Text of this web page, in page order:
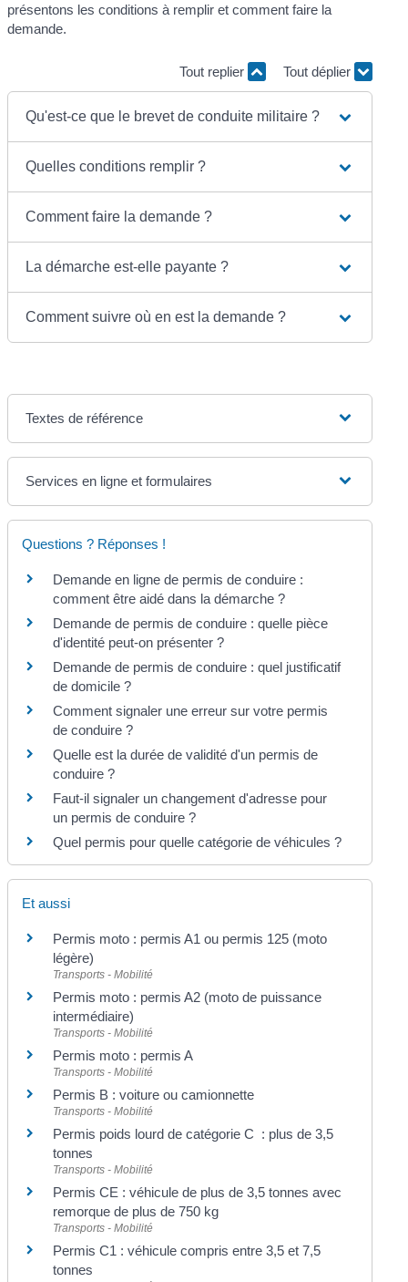
présentons les conditions à remplir et comment faire la
demande.
Tout replier Tout déplier
Qu'est-ce que le brevet de conduite militaire ?
Quelles conditions remplir ?
Comment faire la demande ?
La démarche est-elle payante ?
Comment suivre où en est la demande ?
Textes de référence
Services en ligne et formulaires
Questions ? Réponses !
Demande en ligne de permis de conduire :
comment être aidé dans la démarche ?
Demande de permis de conduire : quelle pièce
d'identité peut-on présenter ?
Demande de permis de conduire : quel justificatif
de domicile ?
Comment signaler une erreur sur votre permis
de conduire ?
Quelle est la durée de validité d'un permis de
conduire ?
Faut-il signaler un changement d'adresse pour
un permis de conduire ?
Quel permis pour quelle catégorie de véhicules ?
Et aussi
Permis moto : permis A1 ou permis 125 (moto
légère)
Transports - Mobilité
Permis moto : permis A2 (moto de puissance
intermédiaire)
Transports - Mobilité
Permis moto : permis A
Transports - Mobilité
Permis B : voiture ou camionnette
Transports - Mobilité
Permis poids lourd de catégorie C : plus de 3,5
tonnes
Transports - Mobilité
Permis CE : véhicule de plus de 3,5 tonnes avec
remorque de plus de 750 kg
Transports - Mobilité
Permis C1 : véhicule compris entre 3,5 et 7,5
tonnes